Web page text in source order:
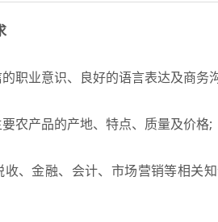
业意识、良好的语言表达及商务
产品的产地、特点、质量及价格;
金融、会计、市场营销等相关